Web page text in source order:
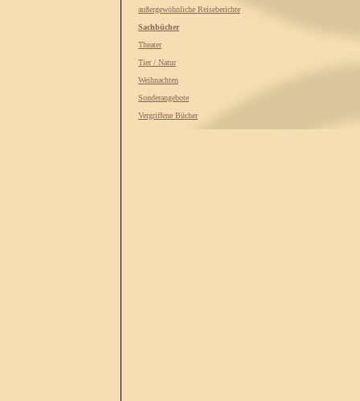
außergewöhnliche Reiseberichte
Sachbücher
Theater
Tier / Natur
Weihnachten
Sonderangebote
Vergriffene Bücher